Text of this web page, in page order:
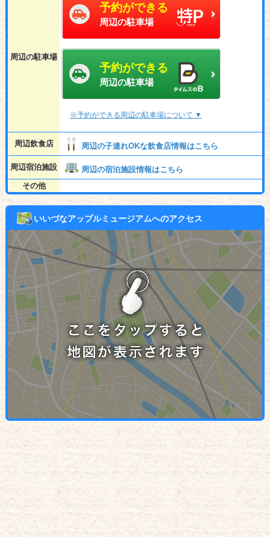
周辺の駐車場
予約ができる
周辺の駐車場
予約ができる
周辺の駐車場
※予約ができる周辺の駐車場について ▼
周辺飲食店 周辺の子連れOKな飲食店情報はこちら
周辺宿泊施設
周辺の宿泊施設情報はこちら
その他
いいづなアップルミュージアムへのアクセス